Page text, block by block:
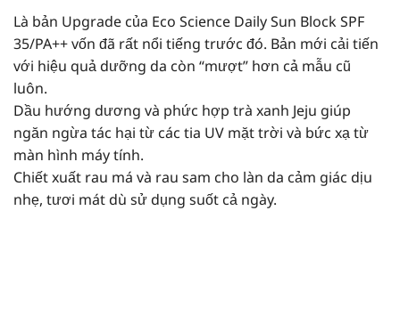
Là bản Upgrade của Eco Science Daily Sun Block SPF
35/PA++ vốn đã rất nổi tiếng trước đó. Bản mới cải tiến
với hiệu quả dưỡng da còn “mượt” hơn cả mẫu cũ
luôn.
Dầu hướng dương và phức hợp trà xanh Jeju giúp
ngăn ngừa tác hại từ các tia UV mặt trời và bức xạ từ
màn hình máy tính.
Chiết xuất rau má và rau sam cho làn da cảm giác dịu
nhẹ, tươi mát dù sử dụng suốt cả ngày.